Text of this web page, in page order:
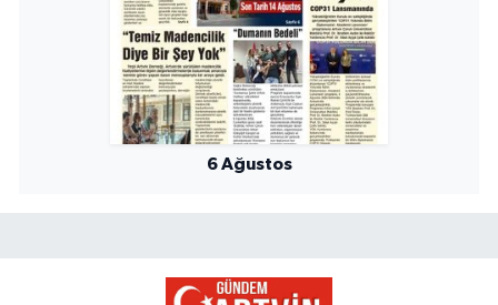
6 Ağustos